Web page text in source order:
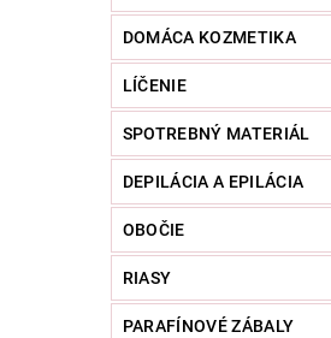
DOMÁCA KOZMETIKA
LÍČENIE
SPOTREBNÝ MATERIÁL
DEPILÁCIA A EPILÁCIA
OBOČIE
RIASY
PARAFÍNOVÉ ZÁBALY